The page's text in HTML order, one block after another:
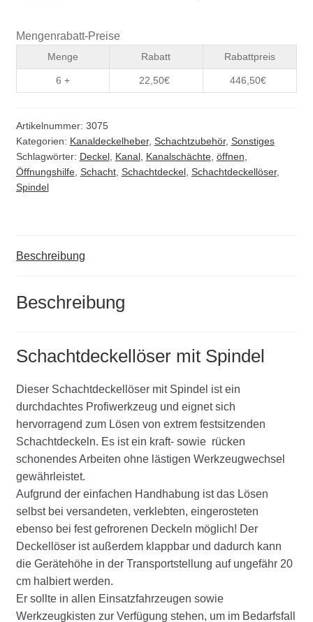
Mengenrabatt-Preise
Menge Rabatt Rabattpreis
6 + 22,50€ 446,50€
Artikelnummer: 3075
Kategorien: Kanaldeckelheber, Schachtzubehör, Sonstiges
Schlagwörter: Deckel, Kanal, Kanalschächte, öffnen
Öffnungshilfe, Schacht, Schachtdeckel, Schachtdeckellöser,
Spindel
Beschreibung
Beschreibung
Schachtdeckellöser mit Spindel
Dieser Schachtdeckellöser mit Spindel ist ein
durchdachtes Profiwerkzeug und eignet sich
hervorragend zum Lösen von extrem festsitzenden
Schachtdeckeln. Es ist ein kraft- sowie rücken
schonendes Arbeiten ohne lästigen Werkzeugwechsel
gewährleistet.
Aufgrund der einfachen Handhabung ist das Lösen
selbst bei versandeten, verklebten, eingerosteten
ebenso bei fest gefrorenen Deckeln möglich! Der
Deckellöser ist außerdem klappbar und dadurch kann
die Gerätehöhe in der Transportstellung auf ungefähr 20
cm halbiert werden.
Er sollte in allen Einsatzfahrzeugen sowie
Werkzeugkisten zur Verfügung stehen, um im Bedarfsfall